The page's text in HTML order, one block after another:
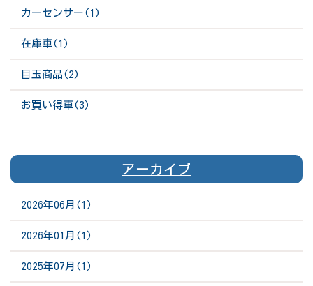
カーセンサー(1)
在庫車(1)
目玉商品(2)
お買い得車(3)
アーカイブ
2026年06月(1)
2026年01月(1)
2025年07月(1)